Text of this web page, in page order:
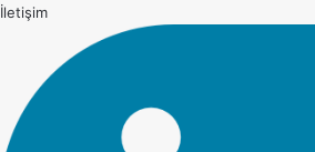
İletişim